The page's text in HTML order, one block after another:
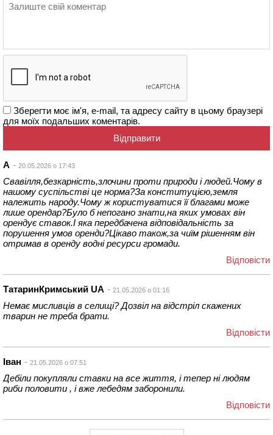
Зберегти моє ім'я, e-mail, та адресу сайту в цьому браузері
для моїх подальших коментарів.
А 20.05.2026 о 17:43
Свавілля,безкарність,злочини проти природи і людей.Чому в
нашому суспільстві це норма?За конституцією,земля
належить народу.Чому ж користуватися її благами може
лише орендар?Було б непогано знати,на яких умовах він
орендує ставок.І яка передбачена відповідальність за
порушення умов оренди?Цікаво також,за чиїм рішенням він
отримав в оренду водні ресурси громади.
Відповіcти
ТатаринКримський UA 21.05.2026 о 01:16
Немає мисливців в селищі? Дозвіл на відстріл скажених
тварин не треба брати.
Відповіcти
Іван 21.05.2026 о 07:51
Дебіли покупляли ставки на все життя, і тепер ні людям
риби половити , і вже лебедям заборонили.
Відповіcти